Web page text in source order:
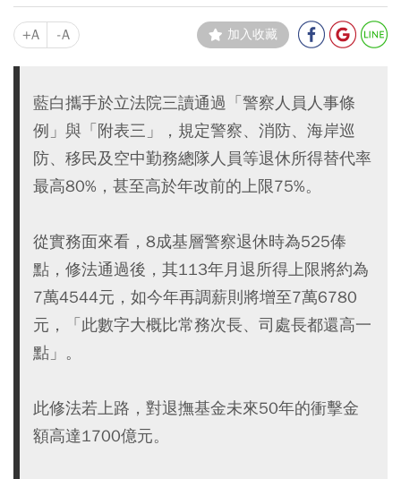
+A -A 加入收藏
藍白攜手於立法院三讀通過「警察人員人事條
例」與「附表三」，規定警察、消防、海岸巡
防、移民及空中勤務總隊人員等退休所得替代率
最高80%，甚至高於年改前的上限75%。
從實務面來看，8成基層警察退休時為525俸
點，修法通過後，其113年月退所得上限將約為
7萬4544元，如今年再調薪則將增至7萬6780
元，「此數字大概比常務次長、司處長都還高一
點」。
此修法若上路，對退撫基金未來50年的衝擊金
額高達1700億元。